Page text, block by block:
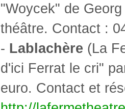
"Woycek" de
théâtre. Contact :
- Lablachère (La
d'ici Ferrat le cri"
euro. Contact et